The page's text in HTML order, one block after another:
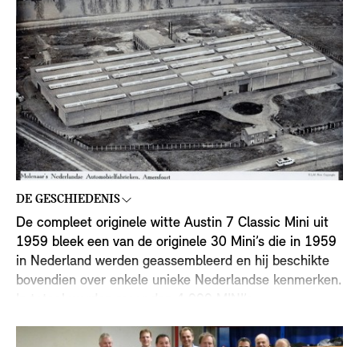
DE GESCHIEDENIS
De compleet originele witte Austin 7 Classic Mini uit
1959 bleek een van de originele 30 Mini’s die in 1959
in Nederland werden geassembleerd en hij beschikte
bovendien over enkele unieke Nederlandse kenmerken.
Amersfoort. Hoewel vele onderdelen rechtstreeks uit